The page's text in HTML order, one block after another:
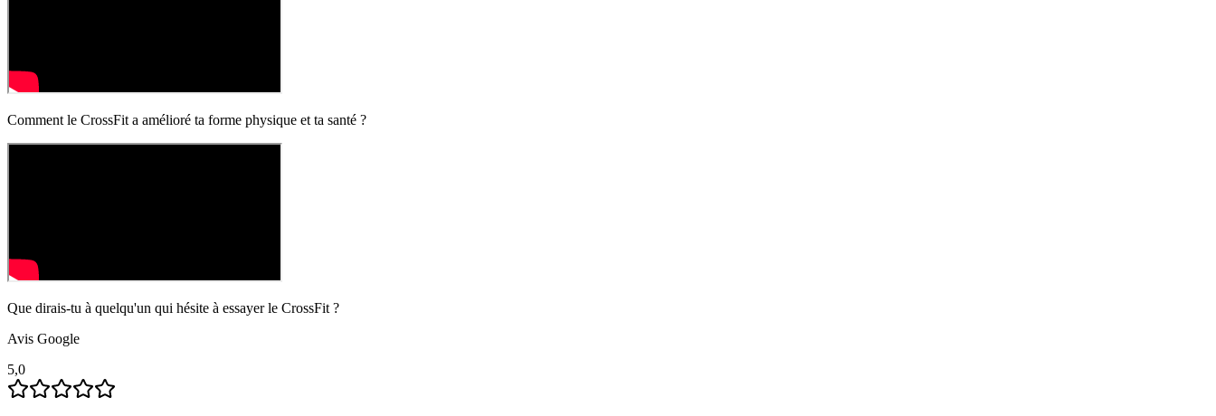
Comment le CrossFit a amélioré ta forme physique et ta santé ?
Que dirais-tu à quelqu'un qui hésite à essayer le CrossFit ?
Avis Google
5,0